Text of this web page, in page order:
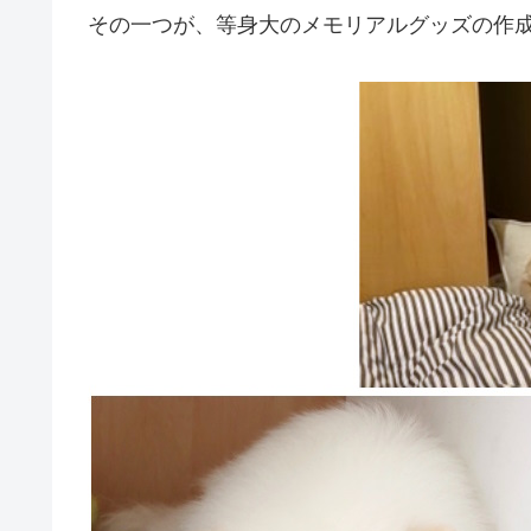
その一つが、等身大のメモリアルグッズの作